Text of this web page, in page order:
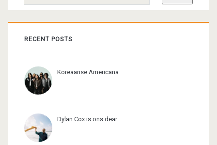
RECENT POSTS
Koreaanse Americana
Dylan Cox is ons dear